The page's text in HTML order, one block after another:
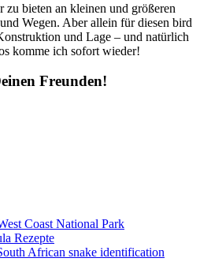
zu bieten an kleinen und größeren
Wegen. Aber allein für diesen bird
und Lage – und natürlich
komme ich sofort wieder!
Freunden!
Coast National Park
Rezepte
African snake identification